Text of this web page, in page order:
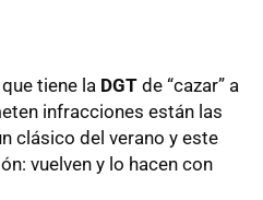
tiene la DGT de “cazar” a
infracciones están las
clásico del verano y este
vuelven y lo hacen con